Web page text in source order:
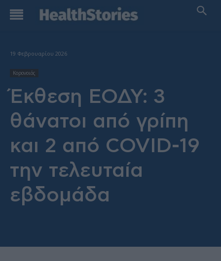
19 Φεβρουαρίου 2026
Κορονοιός
Έκθεση ΕΟΔΥ: 3
θάνατοι από γρίπη
και 2 από COVID-19
την τελευταία
εβδομάδα